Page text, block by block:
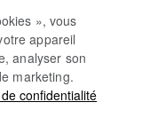
», vous
appareil
analyser son
marketing.
confidentialité